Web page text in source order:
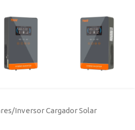
/Inversor Cargador Solar